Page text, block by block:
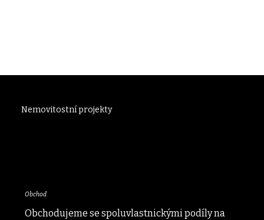
Nemovitostní projekty
Obchod
Obchodujeme se spoluvlastnickými podíly na